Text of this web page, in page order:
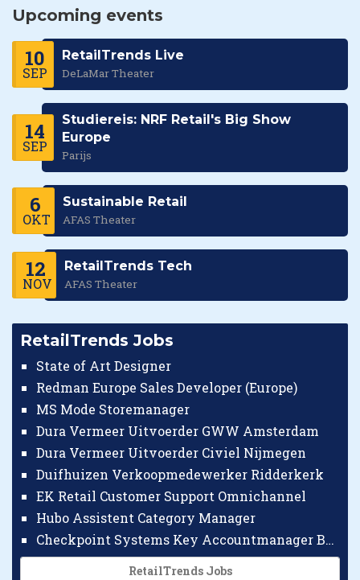
Upcoming events
10
SEP
RetailTrends Live
DeLaMar Theater
14
SEP
Studiereis: NRF Retail's Big Show
Europe
Parijs
6
OKT
Sustainable Retail
AFAS Theater
12
NOV
RetailTrends Tech
AFAS Theater
RetailTrends Jobs
State of Art Designer
Redman Europe Sales Developer (Europe)
MS Mode Storemanager
Dura Vermeer Uitvoerder GWW Amsterdam
Dura Vermeer Uitvoerder Civiel Nijmegen
Duifhuizen Verkoopmedewerker Ridderkerk
EK Retail Customer Support Omnichannel
Hubo Assistent Category Manager
Checkpoint Systems Key Accountmanager Benelux
RetailTrends Jobs